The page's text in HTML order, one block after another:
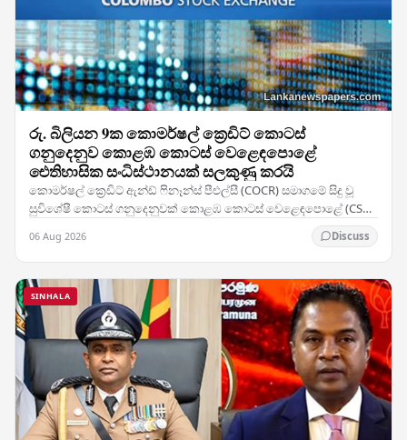
රු. බිලියන 9ක කොමර්ෂල් ක්‍රෙඩිට් කොටස්
ගනුදෙනුව කොළඹ කොටස් වෙළෙඳපොළේ
ඓතිහාසික සංධිස්ථානයක් සලකුණු කරයි
කොමර්ෂල් ක්‍රෙඩිට් ඇන්ඩ් ෆිනෑන්ස් පීඑල්සී (COCR) සමාගමේ සිදු වූ
සුවිශේෂී කොටස් ගනුදෙනුවක් කොළඹ කොටස් වෙළෙඳපොළේ (CSE)
06 Aug 2026 Discuss
SINHALA